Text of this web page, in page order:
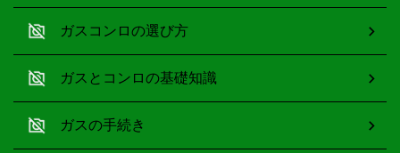
ガスコンロの選び方
ガスとコンロの基礎知識
ガスの手続き